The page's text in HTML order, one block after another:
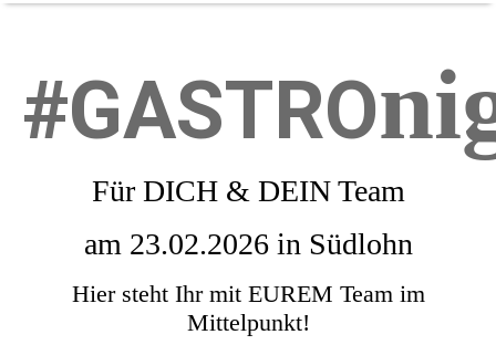
#GASTRO
Für DICH & DEIN Team
am 23.02.2026 in Südlohn
Hier steht Ihr mit EUREM Team im
Mittelpunkt!